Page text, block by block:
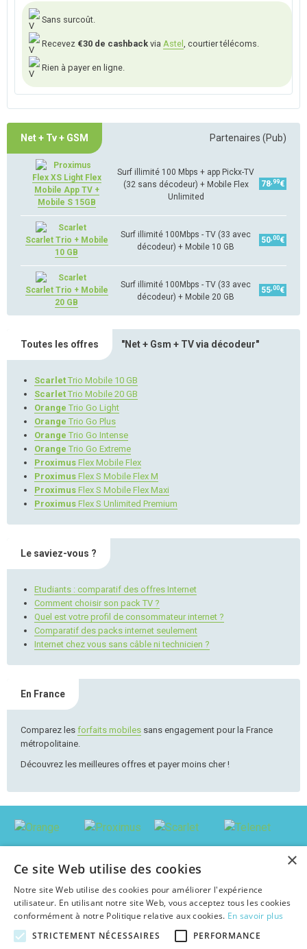
Sans surcoût.
Recevez €30 de cashback via Astel , courtier télécoms.
Rien à payer en ligne.
Net + Tv + GSM Partenaires (Pub)
Flex XS Light Flex
Mobile App TV +
Mobile S 15GB
Surf illimité 100 Mbps + app Pickx-TV
(32 sans décodeur) + Mobile Flex
Unlimited
78 ,99€
Scarlet Trio + Mobile
10 GB
Surf illimité 100Mbps - TV (33 avec
décodeur) + Mobile 10 GB
50 ,00€
Scarlet Trio + Mobile
20 GB
Surf illimité 100Mbps - TV (33 avec
décodeur) + Mobile 20 GB
55 ,00€
Toutes les offres "Net + Gsm + TV via décodeur"
Scarlet Trio Mobile 10 GB
Scarlet Trio Mobile 20 GB
Orange Trio Go Light
Orange Trio Go Plus
Orange Trio Go Intense
Orange Trio Go Extreme
Proximus Flex Mobile Flex
Proximus Flex S Mobile Flex M
Proximus Flex S Mobile Flex Maxi
Proximus Flex S Unlimited Premium
Le saviez-vous ?
Etudiants : comparatif des offres Internet
Comment choisir son pack TV ?
Quel est votre profil de consommateur internet ?
Comparatif des packs internet seulement
Internet chez vous sans câble ni technicien ?
En France
Comparez les forfaits mobiles sans engagement pour la France
métropolitaine.
Découvrez les meilleures offres et payer moins cher !
×
Ce site Web utilise des cookies
Notre site Web utilise des cookies pour améliorer l'expérience
utilisateur. En utilisant notre site Web, vous acceptez tous les cookies
conformément à notre Politique relative aux cookies. En savoir plus
STRICTEMENT NÉCESSAIRES
PERFORMANCE